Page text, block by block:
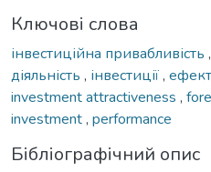
Ключові слова
інвестиційна привабливість ,
діяльність , інвестиції,
investment attractiveness ,
investment, performance
Бібліографічний опис